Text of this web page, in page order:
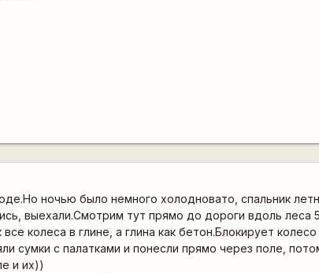
ночью было немного холодновато, спальник
выехали.Смотрим тут прямо до дороги вдоль леса
колеса в глине, а глина как бетон.Блокирует
сумки с палатками и понесли прямо через поле,
и их))